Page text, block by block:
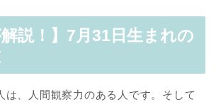
解説！】7月31日生まれの
は、人間観察力のある人です。そして